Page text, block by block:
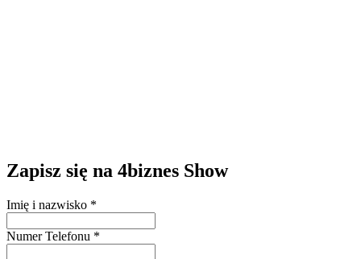
Zapisz się na 4biznes Show
Imię i nazwisko *
Numer Telefonu *